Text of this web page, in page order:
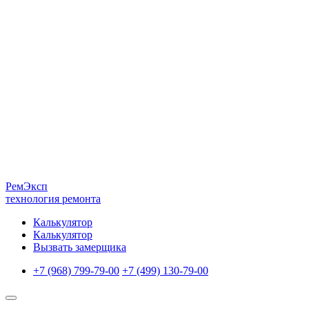
РемЭксп
технология ремонта
Калькулятор
Калькулятор
Вызвать замерщика
+7 (968) 799-79-00 +7 (499) 130-79-00